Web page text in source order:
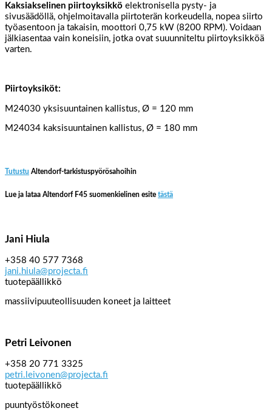
Kaksiakselinen piirtoyksikkö elektronisella pysty- ja
sivusäädöllä, ohjelmoitavalla piirtoterän korkeudella, nopea siirto
työasentoon ja takaisin, moottori 0,75 kW (8200 RPM). Voidaan
jälkiasentaa vain koneisiin, jotka ovat suuunniteltu piirtoyksikköä
varten.
Piirtoyksiköt:
M24030 yksisuuntainen kallistus, Ø = 120 mm
M24034 kaksisuuntainen kallistus, Ø = 180 mm
Tutustu Altendorf-tarkistuspyörösahoihin
Lue ja lataa Altendorf F45 suomenkielinen esite tästä
Jani Hiula
+358 40 577 7368
jani.hiula@projecta.fi
tuotepäällikkö
massiivipuuteollisuuden koneet ja laitteet
Petri Leivonen
+358 20 771 3325
petri.leivonen@projecta.fi
tuotepäällikkö
puuntyöstökoneet